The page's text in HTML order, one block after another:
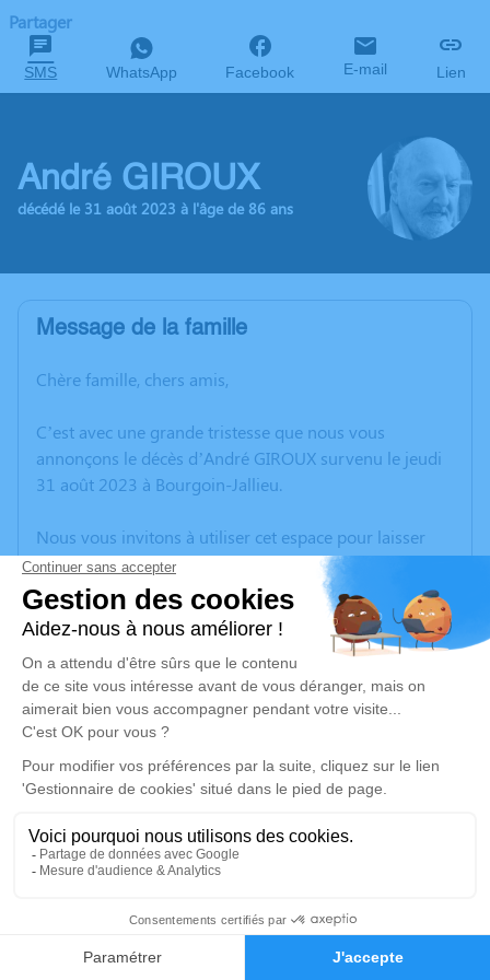
Faire-part Hommages
Partager
SMS WhatsApp Facebook E-mail Lien
André GIROUX
décédé le 31 août 2023 à l'âge de 86 ans
Message de la famille
Chère famille, chers amis,
C’est avec une grande tristesse que nous vous
annonçons le décès d’André GIROUX survenu le jeudi
31 août 2023 à Bourgoin-Jallieu.
Nous vous invitons à utiliser cet espace pour laisser
vos condoléances, partager des photos souvenirs, une
anecdote ou exprimer vos pensées à travers des
poèmes ou des textes. Cet endroit est un lieu
d'expression dédié à honorer la mémoire d’André
GIROUX.
Un service de plantation d’arbre hommage est
disponible ici.
Je rends hommage
Cérémonie religieuse
Église d'Heyrieux
38540 Heyrieux